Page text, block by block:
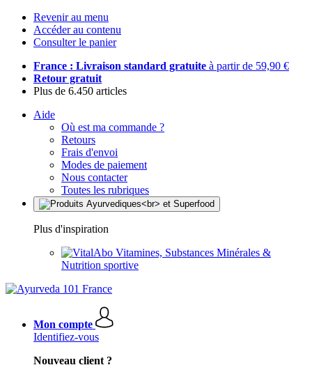
Revenir au menu
Accéder au contenu
Consulter le panier
France : Livraison standard gratuite à partir de 59,90 €
Retour gratuit
Plus de 6.450 articles
Aide
Où est ma commande ?
Retours
Frais d'envoi
Modes de paiement
Nous contacter
Toutes les rubriques
Plus d'inspiration
Vitamines, Substances Minérales &
Nutrition sportive
Mon compte
Identifiez-vous
Nouveau client ?